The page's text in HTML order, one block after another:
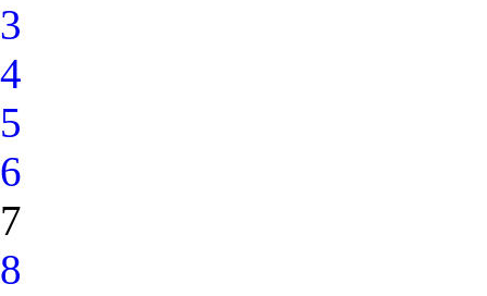
3
4
5
6
7
8